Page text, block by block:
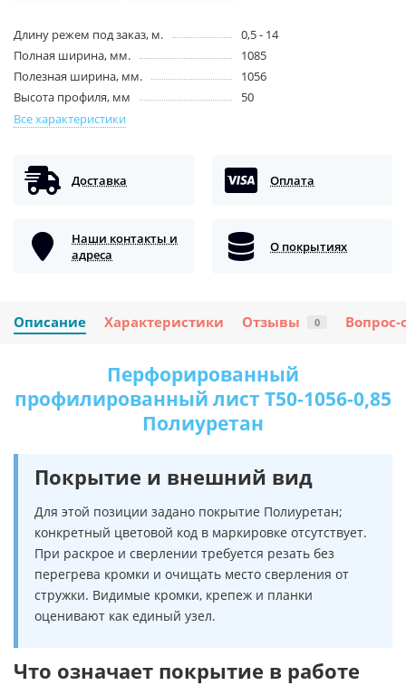
Длину режем под заказ, м.
0,5 - 14
Полная ширина, мм.
1085
Полезная ширина, мм.
1056
Высота профиля, мм
50
Все характеристики
Доставка Оплата
Наши контакты и
адреса
О покрытиях
Описание Характеристики Отзывы 0 Вопрос-
Перфорированный
профилированный лист Т50-1056-0,85
Полиуретан
Покрытие и внешний вид
Для этой позиции задано покрытие Полиуретан;
конкретный цветовой код в маркировке отсутствует.
При раскрое и сверлении требуется резать без
перегрева кромки и очищать место сверления от
стружки. Видимые кромки, крепеж и планки
оценивают как единый узел.
Что означает покрытие в работе